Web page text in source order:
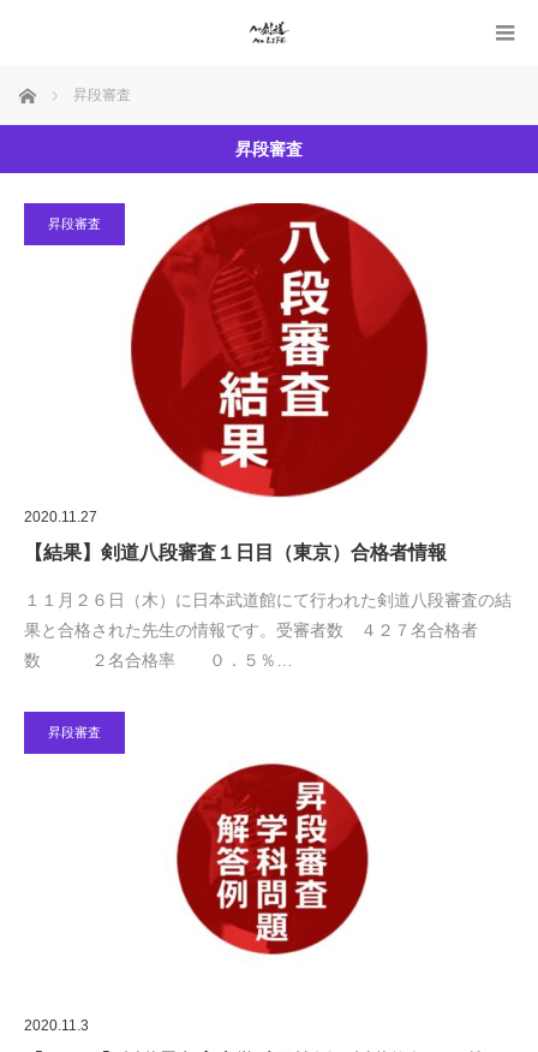
ホーム 昇段審査
昇段審査
昇段審査
2020.11.27
【結果】剣道八段審査１日目（東京）合格者情報
１１月２６日（木）に日本武道館にて行われた剣道八段審査の結
果と合格された先生の情報です。受審者数 ４２７名合格者
数 ２名合格率 ０．５％…
昇段審査
2020.11.3